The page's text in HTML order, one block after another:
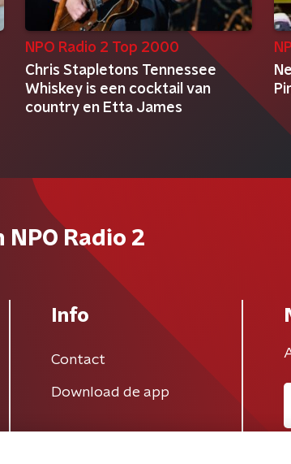
NPO Radio 2 Top 2000
Chris Stapletons Tennessee
Whiskey is een cocktail van
country en Etta James
NPO Radio 2
Info
Contact
Download de app